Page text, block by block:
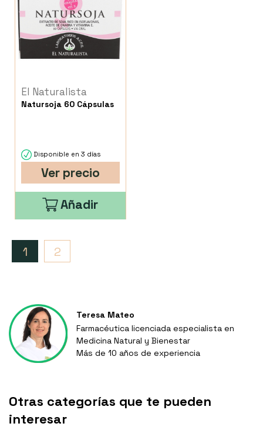
El Naturalista
Natursoja 60 Cápsulas
Disponible en 3 días
Ver precio
Añadir
1 2
Teresa Mateo
Farmacéutica licenciada especialista en
Medicina Natural y Bienestar
Más de 10 años de experiencia
Otras categorías que te pueden
interesar